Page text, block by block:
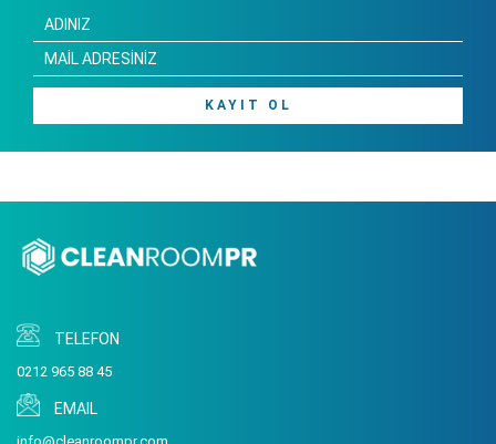
KAYIT OL
TELEFON
0212 965 88 45
EMAIL